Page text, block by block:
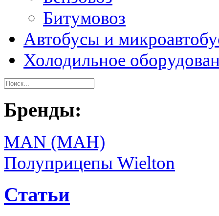
Битумовоз
Автобусы и
Холодильное
Бренды:
MAN (МАН)
Полуприцепы Wielton
Статьи